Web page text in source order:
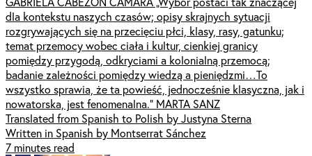
dla kontekstu naszych czasów; opisy skrajnych sytuacji
rozgrywających się na przecięciu płci, klasy, rasy, gatunku;
temat przemocy wobec ciała i kultur, cienkiej granicy
pomiędzy przygodą, odkryciami a kolonialną przemocą;
badanie zależności pomiędzy wiedzą a pieniędzmi…To
wszystko sprawia, że ta powieść, jednocześnie klasyczna, jak i
nowatorska, jest fenomenalna.” MARTA SANZ
Translated from Spanish to Polish by Justyna Sterna
Written in Spanish by Montserrat Sánchez
7 minutes read